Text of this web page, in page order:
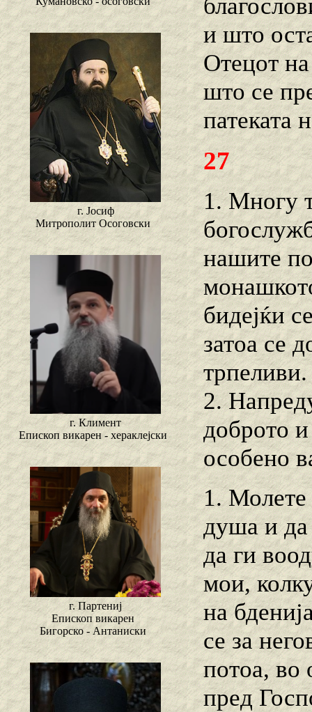
г. Јосиф
Митрополит Осоговски
г. Климент
Епископ викарен - хераклејски
г. Партениј
Епископ викарен
Бигорско - Антаниски
и што
Отецот
што се
патеката
27
1. Многу
нашите
бидејќи
затоа се
трпеливи.
2.
доброто
особено
1. Молете
душа и да
да ги
мои,
на
се за
потоа, во
пред